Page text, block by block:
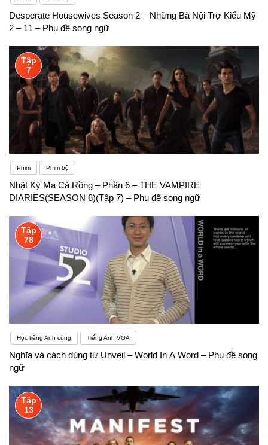
Desperate Housewives Season 2 – Những Bà Nội Trợ Kiểu Mỹ
2 – 11 – Phụ đề song ngữ
Tập
7
Phim Phim bộ
Nhật Ký Ma Cà Rồng – Phần 6 – THE VAMPIRE
DIARIES(SEASON 6)(Tập 7) – Phụ đề song ngữ
Tập
78
Học tiếng Anh cùng Tiếng Anh VOA
Nghĩa và cách dùng từ Unveil – World In A Word – Phụ đề song
ngữ
Tập
13